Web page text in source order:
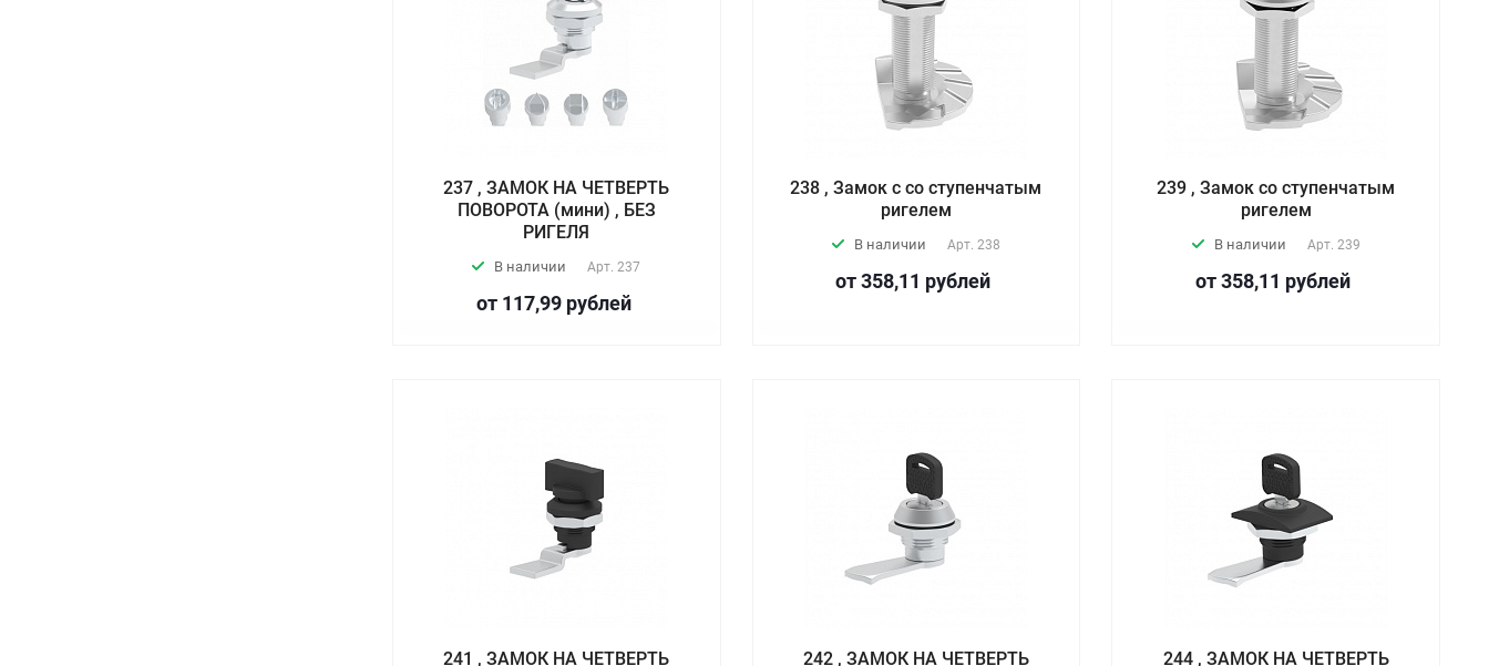
237 , ЗАМОК НА ЧЕТВЕРТЬ
ПОВОРОТА (мини) , БЕЗ
РИГЕЛЯ
В наличии Арт.237
от 117,99 рублей
238 , Замок с со ступенчатым
ригелем
В наличии Арт. 238
от 358,11 рублей
239 , Замок со ступенчатым
ригелем
В наличии Арт. 239
от 358,11 рублей
241 , ЗАМОК НА ЧЕТВЕРТЬ 242 , ЗАМОК НА ЧЕТВЕРТЬ 244 , ЗАМОК НА ЧЕТВЕРТЬ